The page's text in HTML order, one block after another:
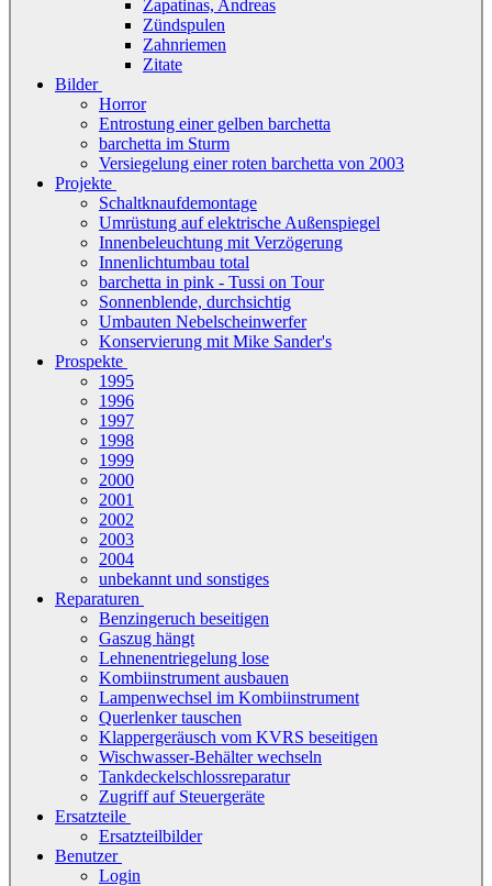
Zapatinas, Andreas
Zündspulen
Zahnriemen
Zitate
Bilder
Horror
Entrostung einer gelben barchetta
barchetta im Sturm
Versiegelung einer roten barchetta von 2003
Projekte
Schaltknaufdemontage
Umrüstung auf elektrische Außenspiegel
Innenbeleuchtung mit Verzögerung
Innenlichtumbau total
barchetta in pink - Tussi on Tour
Sonnenblende, durchsichtig
Umbauten Nebelscheinwerfer
Konservierung mit Mike Sander's
Prospekte
1995
1996
1997
1998
1999
2000
2001
2002
2003
2004
unbekannt und sonstiges
Reparaturen
Benzingeruch beseitigen
Gaszug hängt
Lehnenentriegelung lose
Kombiinstrument ausbauen
Lampenwechsel im Kombiinstrument
Querlenker tauschen
Klappergeräusch vom KVRS beseitigen
Wischwasser-Behälter wechseln
Tankdeckelschlossreparatur
Zugriff auf Steuergeräte
Ersatzteile
Ersatzteilbilder
Benutzer
Login